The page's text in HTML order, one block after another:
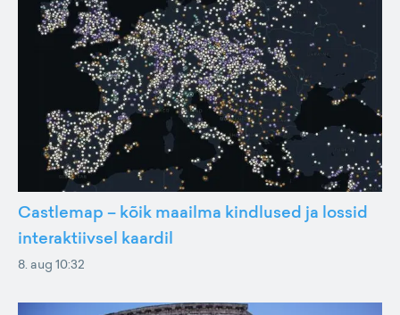
Castlemap – kõik maailma kindlused ja lossid
interaktiivsel kaardil
8. aug 10:32